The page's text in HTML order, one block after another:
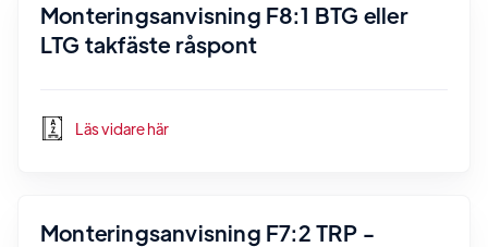
Monteringsanvisning F8:1 BTG eller
LTG takfäste råspont
Läs vidare här
Monteringsanvisning F7:2 TRP -